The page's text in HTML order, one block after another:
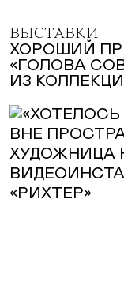
ВЫСТАВКИ
ХОРОШИЙ
«ГОЛОВА
ИЗ